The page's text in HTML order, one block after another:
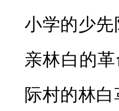
小学的少
亲林白的
际村的林